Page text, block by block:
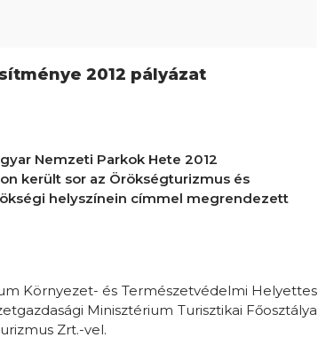
2012 pályázat
Nemzeti Parkok Hete 2012
került sor az Örökségturizmus és
helyszínein címmel megrendezett
Környezet- és Természetvédelmi Helyettes
Minisztérium Turisztikai Főosztálya
Zrt.-vel.